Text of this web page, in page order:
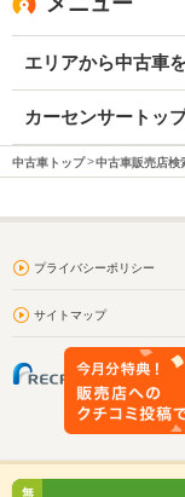
エリアから中古車
カーセンサートッ
中古車トップ 中古車販売店検
プライバシーポリシー
サイトマップ
無